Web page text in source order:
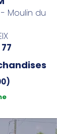
Moulin du